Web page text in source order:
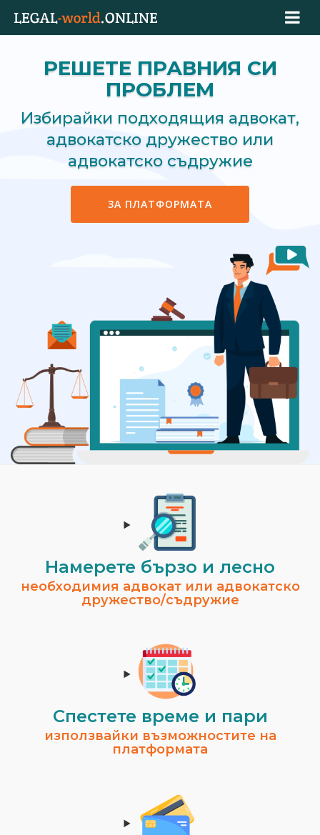
РЕШЕТЕ ПРАВНИЯ СИ
ПРОБЛЕМ
Избирайки подходящия адвокат,
адвокатско дружество или
адвокатско съдружие
ЗА ПЛАТФОРМАТА
Намерете бързо и лесно
необходимия адвокат или адвокатско
дружество/съдружие
Спестeте време и пари
използвайки възможностите на
платформата